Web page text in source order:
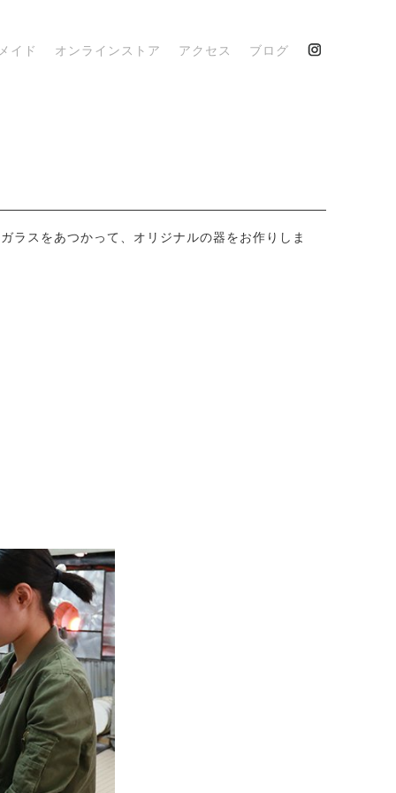
イド オンラインストア アクセス ブログ
ラスをあつかって、オリジナルの器をお作りしま